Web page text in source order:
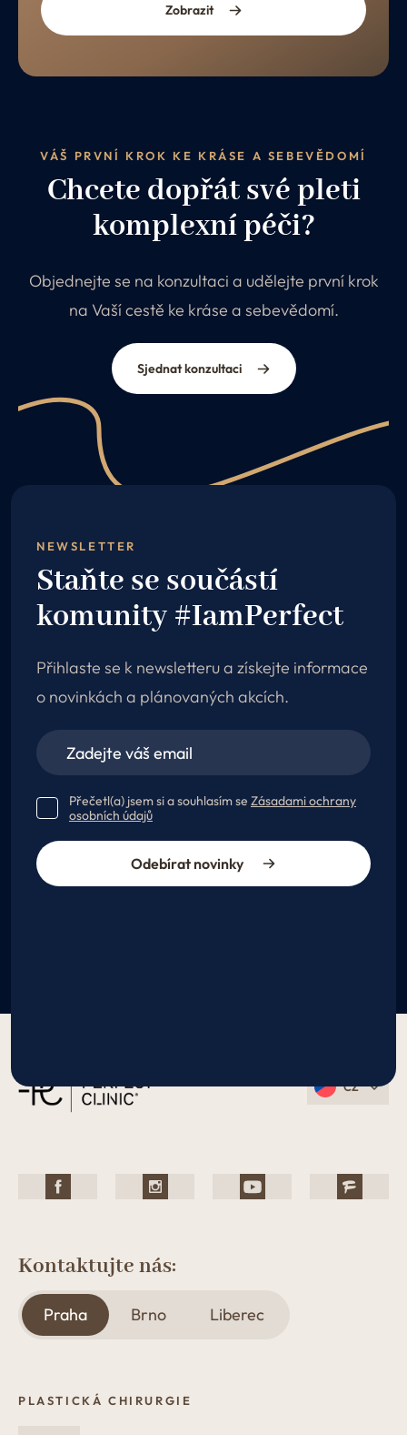
Zobrazit
VÁŠ PRVNÍ KROK KE KRÁSE A SEBEVĚDOMÍ
Chcete dopřát své pleti
komplexní péči?
Objednejte se na konzultaci a udělejte první krok
na Vaší cestě ke kráse a sebevědomí.
Sjednat konzultaci
NEWSLETTER
Staňte se součástí
komunity #IamPerfect
Přihlaste se k newsletteru a získejte informace
o novinkách a plánovaných akcích.
Přečetl(a) jsem si a souhlasím se Zásadami ochrany
osobních údajů
Odebírat novinky
CZ
Kontaktujte nás:
Praha Brno Liberec
PLASTICKÁ CHIRURGIE